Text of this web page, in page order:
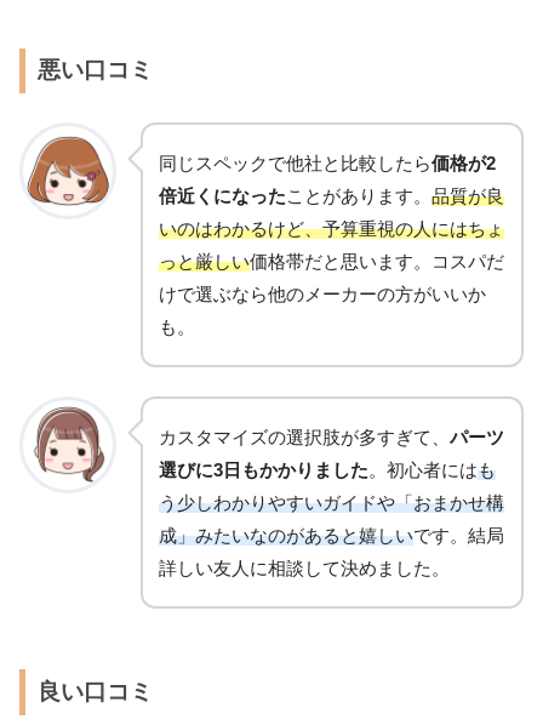
悪い口コミ
同じスペックで他社と比較したら価格が2
倍近くになったことがあります。 品質が良
いのはわかるけど、予算重視の人にはちょ
っと厳しい価格帯だと思います。コスパだ
けで選ぶなら他のメーカーの方がいいか
も。
カスタマイズの選択肢が多すぎて、 パーツ
選びに3日もかかりました。初心者にはも
う少しわかりやすいガイドや「おまかせ構
成」みたいなのがあると嬉しいです。結局
詳しい友人に相談して決めました。
良い口コミ